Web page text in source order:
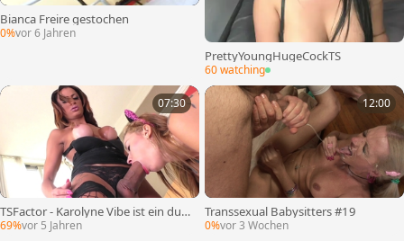
Bianca Freire gestochen
0%vor 6 Jahren
PrettyYoungHugeCockTS
60 watching
07:30
TSFactor - Karolyne Vibe ist ein durc
hstochenes Babe
69%vor 5 Jahren
12:00
Transsexual Babysitters #19
0%vor 3 Wochen